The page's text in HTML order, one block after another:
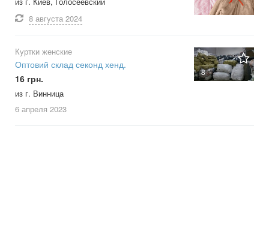
8 августа 2024
8
Куртки женские
Оптовий склад секонд хенд.
16 грн.
из г. Винница
6 апреля 2023